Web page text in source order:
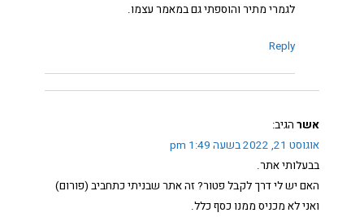
לגמרי מתיר והוספתי גם במאמר עצמו.
Reply
אשר הגיב:
אוגוסט 21, 2022 בשעה 1:49 pm
בבעלותי אתר.
האם יש לי דרך לקבל פטור? זה אתר שבניתי כתחביב (פורום)
ואני לא מכניס ממנו כסף כלל.